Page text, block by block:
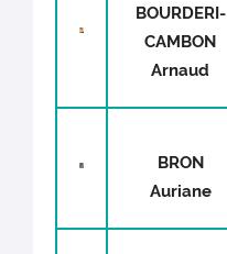
BOURDERI-
CAMBON
Arnaud
BRON
Auriane